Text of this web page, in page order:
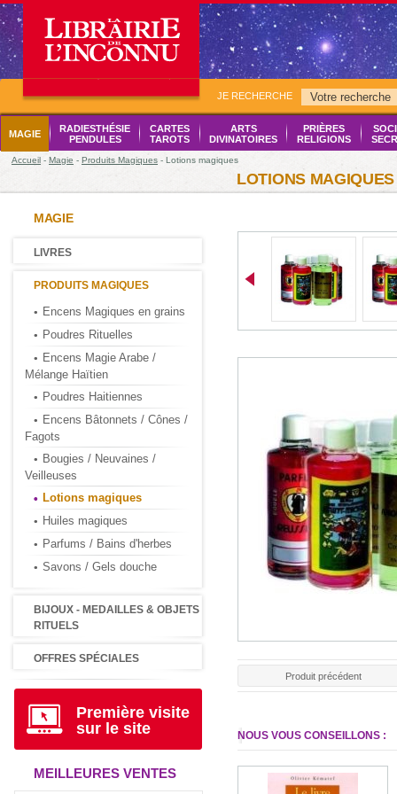
JE RECHERCHE
MAGIE
RADIESTHÉSIE
PENDULES
CARTES
TAROTS
ARTS
DIVINATOIRES
PRIÈRES
RELIGIONS
Accueil - Magie - Produits Magiques - Lotions magiques
LOTIONS MAGIQUES
MAGIE
LIVRES
PRODUITS MAGIQUES
Encens Magiques en grains
Poudres Rituelles
Encens Magie Arabe /
Mélange Haïtien
Poudres Haitiennes
Encens Bâtonnets / Cônes /
Fagots
Bougies / Neuvaines /
Veilleuses
Lotions magiques
Huiles magiques
Parfums / Bains d'herbes
Savons / Gels douche
BIJOUX - MEDAILLES & OBJETS
RITUELS
OFFRES SPÉCIALES
Première visite
sur le site
MEILLEURES VENTES
Produit précédent
NOUS VOUS CONSEILLONS :